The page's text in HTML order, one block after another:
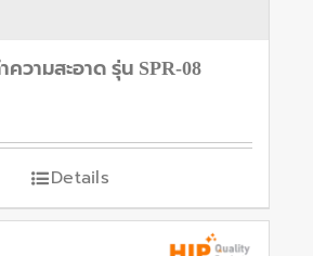
วามสะอาด รุ่น SPR-08
Details